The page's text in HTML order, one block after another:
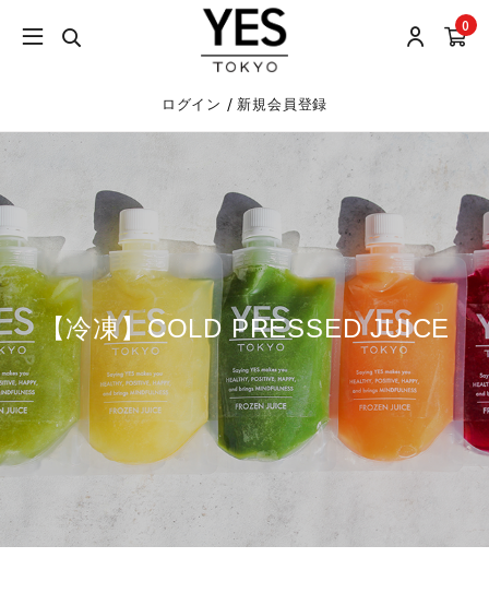
0
ログイン / 新規会員登録
【冷凍】COLD PRESSED JUICE